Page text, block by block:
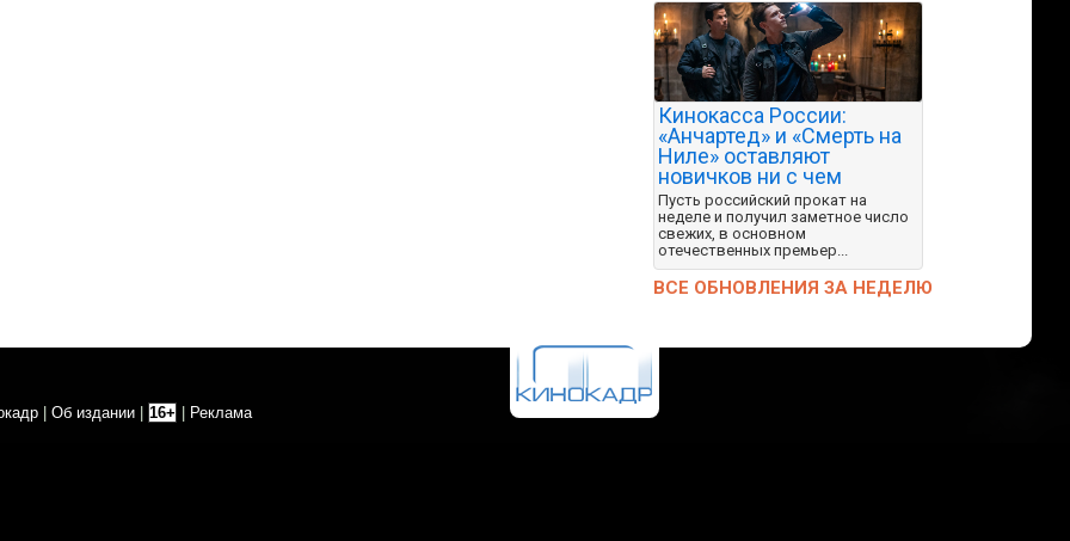
Кинокасса России:
«Анчартед» и «Смерть на
Ниле» оставляют
новичков ни с чем
Пусть российский прокат на
неделе и получил заметное число
свежих, в основном
отечественных премьер...
ВСЕ ОБНОВЛЕНИЯ ЗА НЕДЕЛЮ
Об издании| 16+ Реклама